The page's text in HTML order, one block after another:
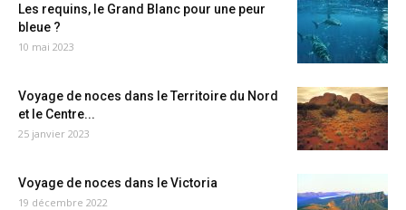
Les requins, le Grand Blanc pour une peur
bleue ?
10 mai 2023
Voyage de noces dans le Territoire du Nord
et le Centre...
25 janvier 2023
Voyage de noces dans le Victoria
19 décembre 2022